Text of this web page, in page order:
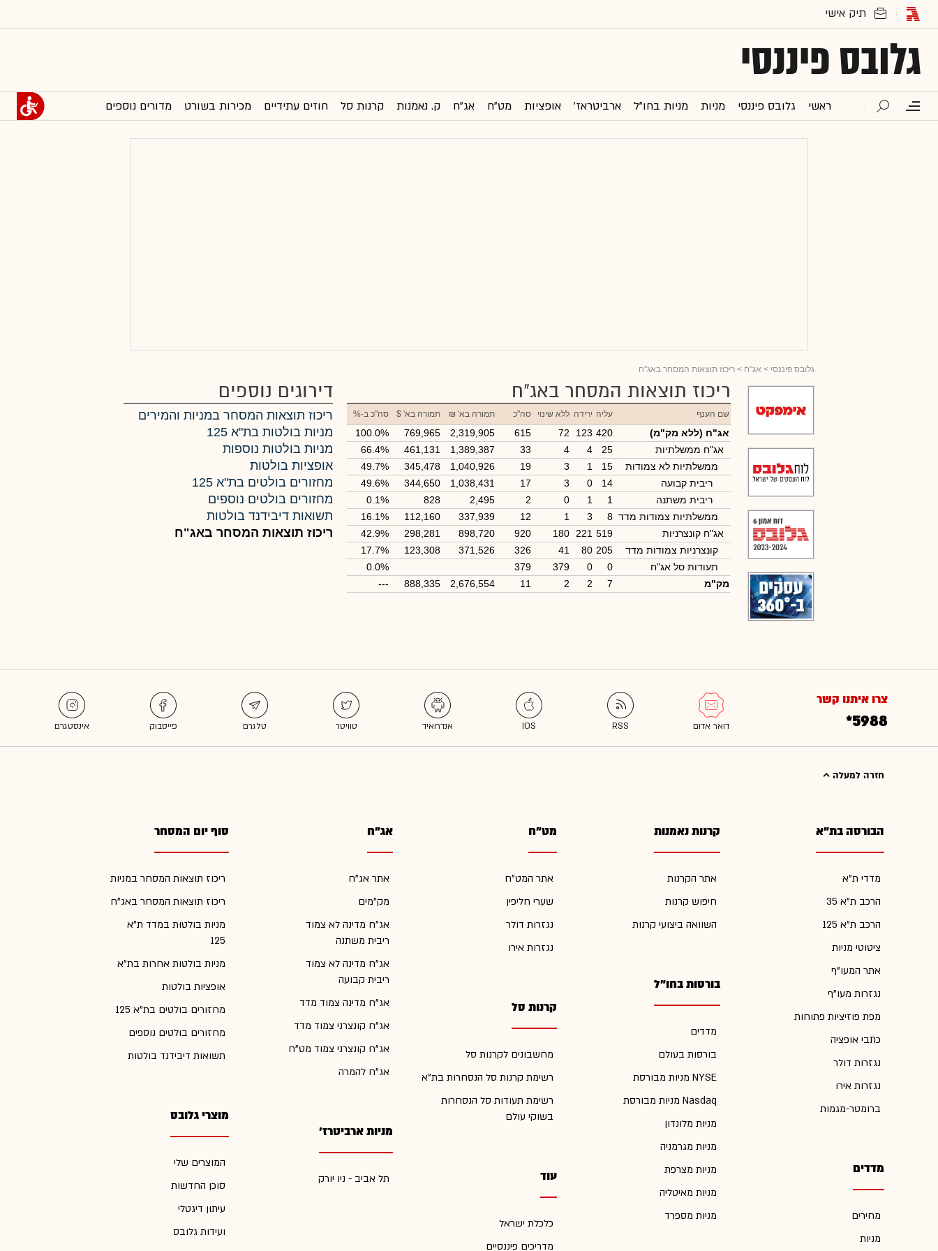
גלובס פיננסי
ראשי גלובס פיננסי מניות מניות בחו"ל ארביטראז' אופציות מט"ח אג"ח ק. נאמנות קרנות סל חוזים עתידיים מכירות בשורט מדורים נוספים
גלובס פיננסי > אג"ח > ריכוז תוצאות המסחר באג"ח
ריכוז תוצאות המסחר באג"ח
שם הענף עליה ירידה ללא שינוי סה"כ תמורה בא' ₪ תמורה בא' $ סה"כ ב-%
אג"ח (ללא מק"מ) 420
123
72
615
2,319,905
769,965
100.0%
אג"ח ממשלתיות
25
4
4
33
1,389,387
461,131
66.4%
ממשלתיות לא צמודות
15
1
3
19
1,040,926
345,478
49.7%
ריבית קבועה
14
0
3
17
1,038,431
344,650
49.6%
ריבית משתנה
1
1
0
2
2,495
828
0.1%
ממשלתיות צמודות מדד 8
3
1
12
337,939
112,160
16.1%
אג"ח קונצרניות
519
221
180
920
898,720
298,281
42.9%
קונצרניות צמודות מדד
205
80
41
326
371,526
123,308
17.7%
תעודות סל אג"ח
0
0
379
379
0.0%
מק"מ
7
2
2
11
2,676,554
888,335
---
דירוגים נוספים
ריכוז תוצאות המסחר במניות והמירים
מניות בולטות בת"א 125
מניות בולטות נוספות
אופציות בולטות
מחזורים בולטים בת"א 125
מחזורים בולטים נוספים
תשואות דיבידנד בולטות
ריכוז תוצאות המסחר באג"ח
צרו איתנו קשר
*5988
חזרה למעלה
הבורסה בת"א
מדדי ת"א
הרכב ת"א 35
הרכב ת"א 125
ציטוטי מניות
אתר המעו"ף
נגזרות מעו"ף
מפת פוזיציות פתוחות
כתבי אופציה
נגזרות דולר
נגזרות אירו
ברומטר-מגמות
מדדים
מחירים
מניות
קרנות נאמנות
אתר הקרנות
חיפוש קרנות
השוואה ביצועי קרנות
בורסות בחו"ל
מדדים
בורסות בעולם
מניות מבורסת NYSE
מניות מבורסת Nasdaq
מניות מלונדון
מניות מגרמניה
מניות מצרפת
מניות מאיטליה
מניות מספרד
מט"ח
אתר המט"ח
שערי חליפין
נגזרות דולר
נגזרות אירו
קרנות סל
מחשבונים לקרנות סל
רשימת קרנות סל הנסחרות בת"א
רשימת תעודות סל הנסחרות
בשוקי עולם
עוד
כלכלת ישראל
מדריכים פיננסיים
אג"ח
אתר אג"ח
מק"מים
אג"ח מדינה לא צמוד
ריבית משתנה
אג"ח מדינה לא צמוד
ריבית קבועה
אג"ח מדינה צמוד מדד
אג"ח קונצרני צמוד מדד
אג"ח קונצרני צמוד מט"ח
אג"ח להמרה
מניות ארביטרז'
תל אביב - ניו יורק
סוף יום המסחר
ריכוז תוצאות המסחר במניות
ריכוז תוצאות המסחר באג"ח
מניות בולטות במדד ת"א
125
מניות בולטות אחרות בת"א
אופציות בולטות
מחזורים בולטים בת"א 125
מחזורים בולטים נוספים
תשואות דיבידנד בולטות
מוצרי גלובס
המוצרים שלי
סוכן החדשות
עיתון דיגטלי
ועידות גלובס